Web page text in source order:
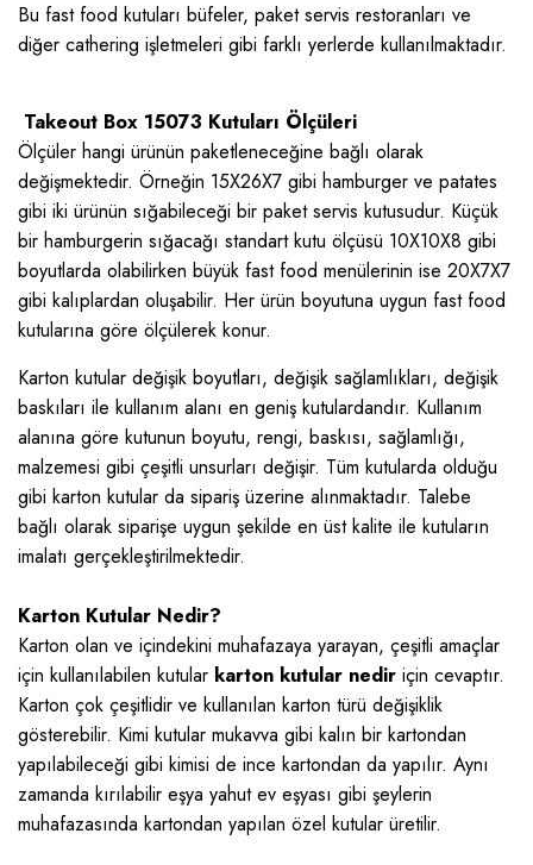
Bu fast food kutuları büfeler, paket servis restoranları ve
diğer cathering işletmeleri gibi farklı yerlerde kullanılmaktadır.
Takeout Box 15073 Kutuları Ölçüleri
Ölçüler hangi ürünün paketleneceğine bağlı olarak
değişmektedir. Örneğin 15X26X7 gibi hamburger ve patates
gibi iki ürünün sığabileceği bir paket servis kutusudur. Küçük
bir hamburgerin sığacağı standart kutu ölçüsü 10X10X8 gibi
boyutlarda olabilirken büyük fast food menülerinin ise 20X7X7
gibi kalıplardan oluşabilir. Her ürün boyutuna uygun fast food
kutularına göre ölçülerek konur.
Karton kutular değişik boyutları, değişik sağlamlıkları, değişik
baskıları ile kullanım alanı en geniş kutulardandır. Kullanım
alanına göre kutunun boyutu, rengi, baskısı, sağlamlığı,
malzemesi gibi çeşitli unsurları değişir. Tüm kutularda olduğu
gibi karton kutular da sipariş üzerine alınmaktadır. Talebe
bağlı olarak siparişe uygun şekilde en üst kalite ile kutuların
imalatı gerçekleştirilmektedir.
Karton Kutular Nedir?
Karton olan ve içindekini muhafazaya yarayan, çeşitli amaçlar
için kullanılabilen kutular karton kutular nedir için cevaptır.
Karton çok çeşitlidir ve kullanılan karton türü değişiklik
gösterebilir. Kimi kutular mukavva gibi kalın bir kartondan
yapılabileceği gibi kimisi de ince kartondan da yapılır. Aynı
zamanda kırılabilir eşya yahut ev eşyası gibi şeylerin
muhafazasında kartondan yapılan özel kutular üretilir.